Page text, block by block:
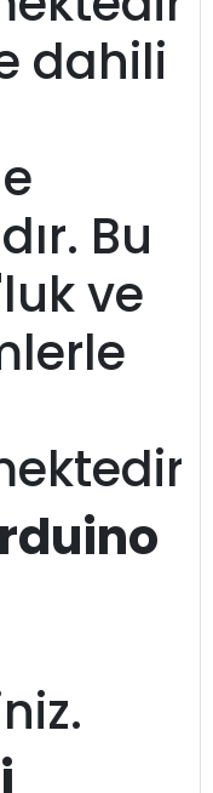
dahili
Bu
ve